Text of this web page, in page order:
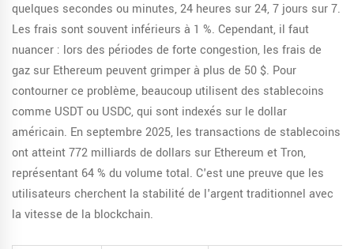
quelques secondes ou minutes, 24 heures sur 24, 7 jours sur 7.
Les frais sont souvent inférieurs à 1 %. Cependant, il faut
nuancer : lors des périodes de forte congestion, les frais de
gaz sur Ethereum peuvent grimper à plus de 50 $. Pour
contourner ce problème, beaucoup utilisent des stablecoins
comme USDT ou USDC, qui sont indexés sur le dollar
américain. En septembre 2025, les transactions de stablecoins
ont atteint 772 milliards de dollars sur Ethereum et Tron,
représentant 64 % du volume total. C'est une preuve que les
utilisateurs cherchent la stabilité de l'argent traditionnel avec
la vitesse de la blockchain.